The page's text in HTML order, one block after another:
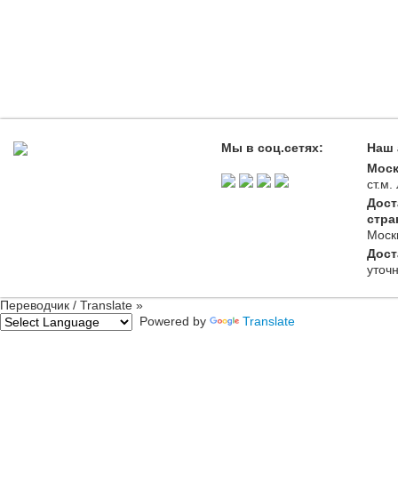
Мы в соц.сетях:
Наш
ст.м.
Переводчик / Translate »
Powered by
Translate